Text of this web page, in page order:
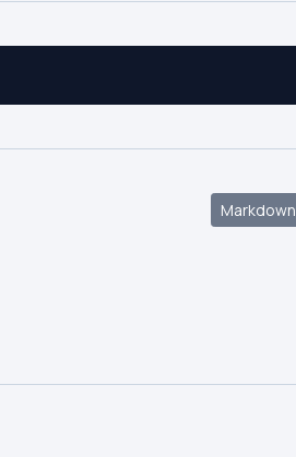
Markdown